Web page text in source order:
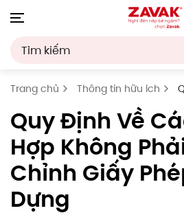
Trang chủ Thông tin hữu ích
Hợp Không Phải Điều Chỉnh Giấy
Quy Định Về
Hợp Không
Chỉnh Giấy
Dựng